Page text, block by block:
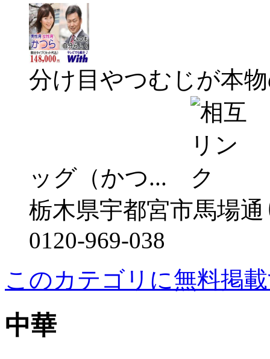
分け目やつむじが本
ッグ（かつ...
栃木県宇都宮市馬場通
0120-969-038
このカテゴリに無料掲
中華